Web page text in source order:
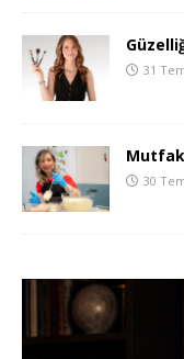
31
Mutfak
30